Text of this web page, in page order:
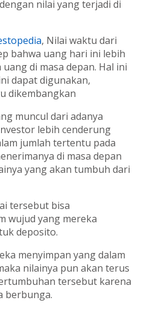
nilai yang terjadi di
, Nilai waktu dari
bahwa uang hari ini lebih
di masa depan. Hal ini
dapat digunakan,
dikembangkan
muncul dari adanya
lebih cenderung
jumlah tertentu pada
di masa depan
yang akan tumbuh dari
tersebut bisa
wujud yang mereka
deposito.
menyimpan yang dalam
nilainya pun akan terus
tersebut karena
berbunga.